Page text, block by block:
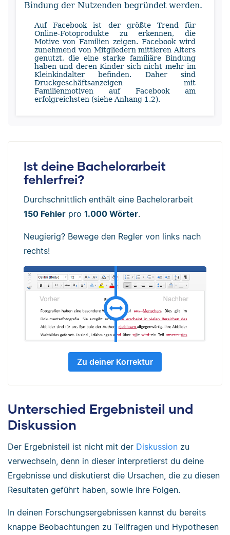
Bindung der Nutzenden begründet werden.
Auf Facebook ist der größte Trend für
Online-Fotoprodukte zu erkennen, die
Motive von Familien zeigen. Facebook wird
zunehmend von Mitgliedern mittleren Alters
genutzt, die eine starke familiäre Bindung
haben und deren Kinder sich nicht mehr im
Kleinkindalter befinden. Daher sind
Druckgeschäftsanzeigen mit
Familienmotiven auf Facebook am
erfolgreichsten (siehe Anhang 1.2).
Ist deine Bachelorarbeit
fehlerfrei?
Durchschnittlich enthält eine Bachelorarbeit
150 Fehler pro 1.000 Wörter.
Neugierig? Bewege den Regler von links nach
rechts!
Zu deiner Korrektur
Unterschied Ergebnisteil und
Diskussion
Der Ergebnisteil ist nicht mit der Diskussion zu
verwechseln, denn in dieser interpretierst du deine
Ergebnisse und diskutierst die Ursachen, die zu diesen
Resultaten geführt haben, sowie ihre Folgen.
In deinen Forschungsergebnissen kannst du bereits
knappe Beobachtungen zu Teilfragen und Hypothesen